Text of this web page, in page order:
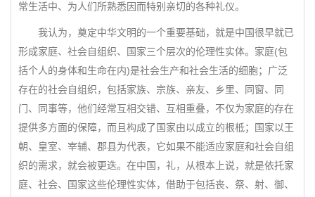
常生活中、为人们所熟悉因而特别亲切的各种礼仪。
我认为，奠定中华文明的一个重要基础，就是中国很早就已
形成家庭、社会自组织、国家三个层次的伦理性实体。家庭(包
括个人的身体和生命在内)是社会生产和社会生活的细胞；广泛
存在的社会自组织，包括家族、宗族、亲友、乡里、同窗、同
门、同事等，他们经常互相交错、互相重叠，不仅为家庭的存在
提供多方面的保障，而且构成了国家由以成立的根柢；国家以王
朝、皇室、宰辅、郡县为代表，它如果不能适应家庭和社会自组
织的需求，就会被更迭。在中国，礼，从根本上说，就是依托家
庭、社会、国家这些伦理性实体，借助于包括丧、祭、射、御、